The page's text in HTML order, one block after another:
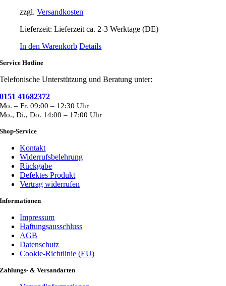
zzgl.Versandkosten
Lieferzeit:Lieferzeit ca. 2-3 Werktage (DE)
In den Warenkorb Details
Service Hotline
Telefonische Unterstützung und Beratung unter:
0151 41682372
Mo. – Fr. 09:00 – 12:30 Uhr
Mo., Di., Do. 14:00 – 17:00 Uhr
Shop-Service
Kontakt
Widerrufsbelehrung
Rückgabe
Defektes Produkt
Vertrag widerrufen
Informationen
Impressum
Haftungsausschluss
AGB
Datenschutz
Cookie-Richtlinie (EU)
Zahlungs- & Versandarten